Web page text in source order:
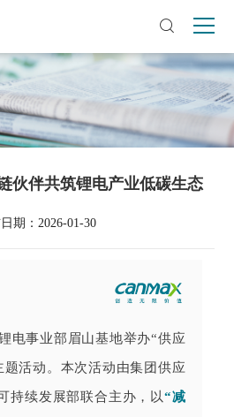
伙伴共筑锂电产业低碳生态
期：2026-01-30
电事业部眉山基地举办“供应
题活动 。本次活动由集团供应
持续发展部联合主办，以“减